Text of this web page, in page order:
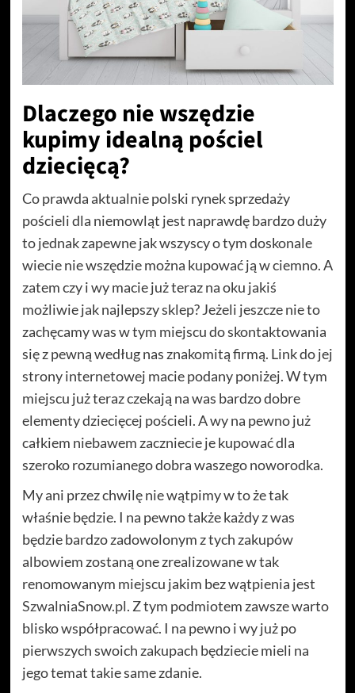
Dlaczego nie wszędzie
kupimy idealną pościel
dziecięcą?
Co prawda aktualnie polski rynek sprzedaży
pościeli dla niemowląt jest naprawdę bardzo duży
to jednak zapewne jak wszyscy o tym doskonale
wiecie nie wszędzie można kupować ją w ciemno. A
zatem czy i wy macie już teraz na oku jakiś
możliwie jak najlepszy sklep? Jeżeli jeszcze nie to
zachęcamy was w tym miejscu do skontaktowania
się z pewną według nas znakomitą firmą. Link do jej
strony internetowej macie podany poniżej. W tym
miejscu już teraz czekają na was bardzo dobre
elementy dziecięcej pościeli. A wy na pewno już
całkiem niebawem zaczniecie je kupować dla
szeroko rozumianego dobra waszego noworodka.
My ani przez chwilę nie wątpimy w to że tak
właśnie będzie. I na pewno także każdy z was
będzie bardzo zadowolonym z tych zakupów
albowiem zostaną one zrealizowane w tak
renomowanym miejscu jakim bez wątpienia jest
SzwalniaSnow.pl. Z tym podmiotem zawsze warto
blisko współpracować. I na pewno i wy już po
pierwszych swoich zakupach będziecie mieli na
jego temat takie same zdanie.